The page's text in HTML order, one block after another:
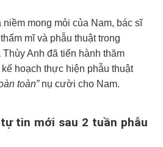
niềm mong mỏi của Nam, bác sĩ
mĩ và phẫu thuật trong
Anh đã tiến hành thăm
hoạch thực hiện phẫu thuật
toàn” nụ cười cho Nam.
tin mới sau 2 tuần phẫu